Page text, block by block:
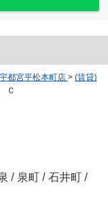
都宮平松本町店 > (賃貸)
Ｃ
/ 泉町 / 石井町 /